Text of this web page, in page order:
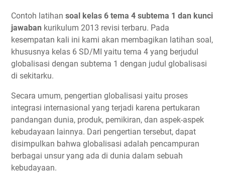
Contoh latihan soal kelas 6 tema 4 subtema 1 dan kunci
jawaban kurikulum 2013 revisi terbaru. Pada
kesempatan kali ini kami akan membagikan latihan soal,
khususnya kelas 6 SD/MI yaitu tema 4 yang berjudul
globalisasi dengan subtema 1 dengan judul globalisasi
di sekitarku.
Secara umum, pengertian globalisasi yaitu proses
integrasi internasional yang terjadi karena pertukaran
pandangan dunia, produk, pemikiran, dan aspek-aspek
kebudayaan lainnya. Dari pengertian tersebut, dapat
disimpulkan bahwa globalisasi adalah pencampuran
berbagai unsur yang ada di dunia dalam sebuah
kebudayaan.